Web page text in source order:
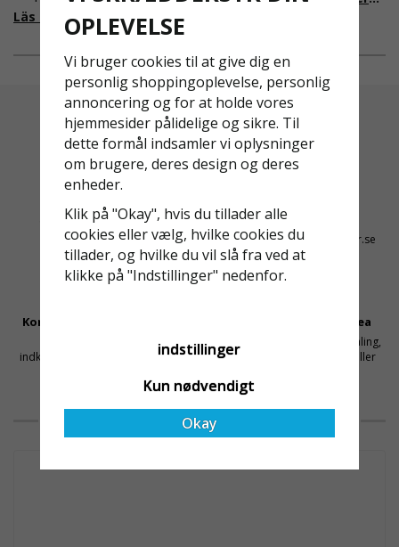
fallskydd och
säkerhetslösningar föll
valet på
Ställningsprodukter.se.
Med daglig verksamhet på
hög höjd är det avgörande
för dem att samarbeta
med en leverantör som
både har rätt produkter
Läs mer om varför Derome väljer oss
ändring på. Från och med
2025 träder nya
föreskrifter i kraft i
Sverige gällande
rullställningar, med s
Altid Hurtig Levering
1-3 dages leveringstid på
lagervarer
+46 31 20 92 07
kontakt@stallningsprodukter.se
Konkurrencedygtige Priser
Få mellemled og store
indkøbsvolumener holder prisen
Sikker Betaling Med Svea
Sikre betalinger med kortbetaling,
MobilePay, faktura, leasing eller
HVAD VORES KUNDER SIGER
OPLEVELSE
Vi bruger cookies til at give dig en
personlig shoppingoplevelse, personlig
annoncering og for at holde vores
hjemmesider pålidelige og sikre. Til
dette formål indsamler vi oplysninger
om brugere, deres design og deres
enheder.
Klik på "Okay", hvis du tillader alle
cookies eller vælg, hvilke cookies du
tillader, og hvilke du vil slå fra ved at
klikke på "Indstillinger" nedenfor.
indstillinger
Kun nødvendigt
Okay